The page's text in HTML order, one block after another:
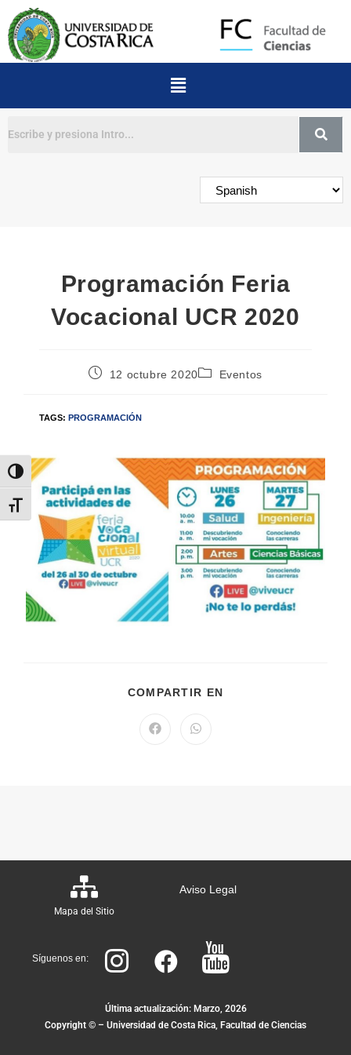
Alternar alto contraste
Alternar tamaño de letra
Programación Feria
Vocacional UCR 2020
12 octubre 2020 Eventos
TAGS: PROGRAMACIÓN
COMPARTIR EN
Mapa del Sitio
Aviso Legal
Síguenos en:
Última actualización: Marzo, 2026
Copyright © – Universidad de Costa Rica, Facultad de Ciencias